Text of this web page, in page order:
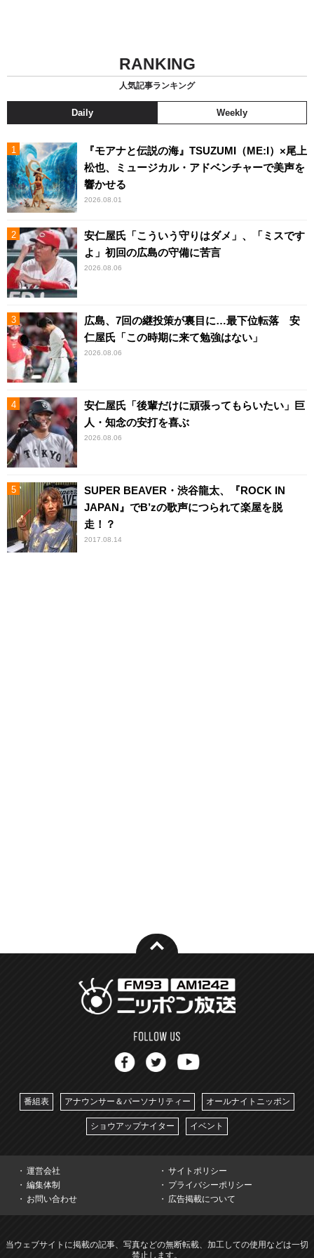
RANKING
人気記事ランキング
Daily Weekly
『モアナと伝説の海』TSUZUMI（ME:I）×尾上
松也、ミュージカル・アドベンチャーで美声を
響かせる
2026.08.01
安仁屋氏「こういう守りはダメ」、「ミスです
よ」初回の広島の守備に苦言
2026.08.06
広島、7回の継投策が裏目に…最下位転落 安
仁屋氏「この時期に来て勉強はない」
2026.08.06
安仁屋氏「後輩だけに頑張ってもらいたい」巨
人・知念の安打を喜ぶ
2026.08.06
SUPER BEAVER・渋谷龍太、『ROCK IN
JAPAN』でB’zの歌声につられて楽屋を脱
走！？
2017.08.14
番組表 アナウンサー＆パーソナリティー オールナイトニッポン
ショウアップナイター イベント
運営会社
サイトポリシー
編集体制
プライバシーポリシー
お問い合わせ
広告掲載について
当ウェブサイトに掲載の記事、写真などの無断転載、加工しての使用などは一切
禁止します。